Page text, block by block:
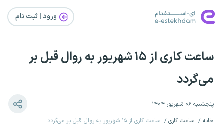
ورود | ثبت‌ نام
ساعت کاری از ۱۵ شهریور به روال قبل بر
می‌گردد
پنجشنبه ۰۶ شهریور ۱۴۰۴
خانه
ساعت کاری ساعت کاری از ۱۵ شهریور به روال قبل بر می‌گردد